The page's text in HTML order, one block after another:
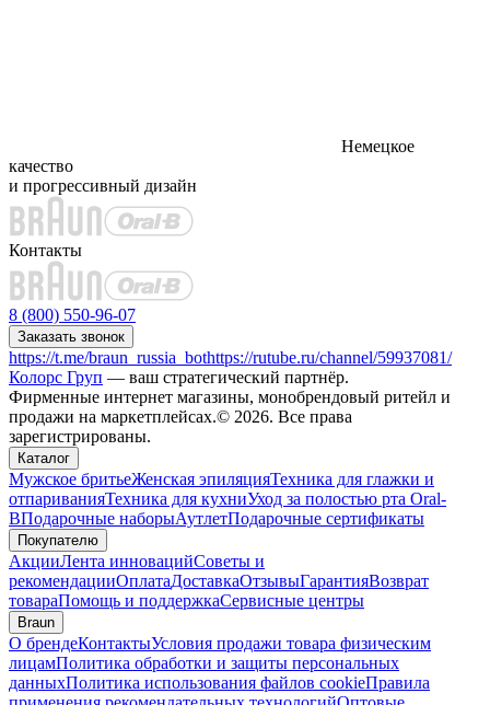
Немецкое
качество
и прогрессивный дизайн
Контакты
8 (800) 550-96-07
Заказать звонок
https://t.me/braun_russia_bothttps://rutube.ru/channel/59937081/
Колорс Груп — ваш стратегический партнёр.
Фирменные интернет магазины, монобрендовый ритейл и
продажи на маркетплейсах.© 2026. Все права
зарегистрированы.
Каталог
Мужское бритьеЖенская эпиляцияТехника для глажки и
отпариванияТехника для кухниУход за полостью рта Oral-
BПодарочные наборыАутлетПодарочные сертификаты
Покупателю
АкцииЛента инновацийСоветы и
рекомендацииОплатаДоставкаОтзывыГарантияВозврат
товараПомощь и поддержкаСервисные центры
Braun
О брендеКонтактыУсловия продажи товара физическим
лицамПолитика обработки и защиты персональных
данныхПолитика использования файлов cookieПравила